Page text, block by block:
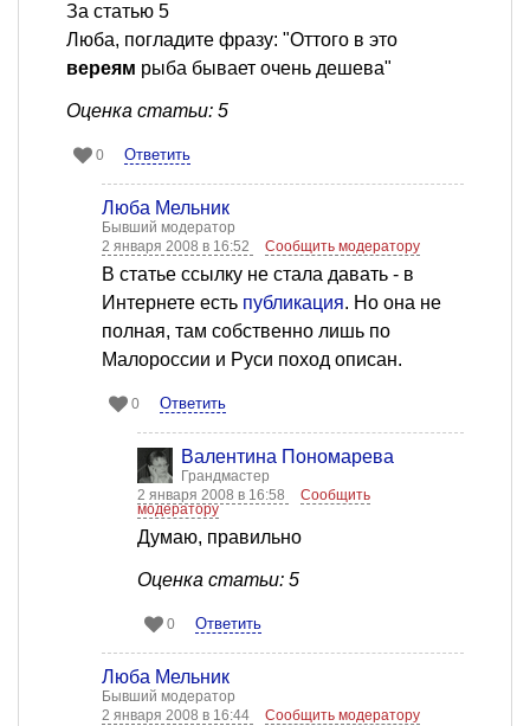
За статью 5
Люба, погладите фразу: "Оттого в это
вереям рыба бывает очень дешева"
Оценка статьи: 5
0 Ответить
Люба Мельник
Бывший модератор
2 января 2008 в 16:52
Сообщить модератору
В статье ссылку не стала давать - в
Интернете есть публикация. Но она не
полная, там собственно лишь по
Малороссии и Руси поход описан.
0 Ответить
Валентина Пономарева
Грандмастер
2 января 2008 в 16:58
Сообщить
модератору
Думаю, правильно
Оценка статьи: 5
0 Ответить
Люба Мельник
Бывший модератор
2 января 2008 в 16:44
Сообщить модератору